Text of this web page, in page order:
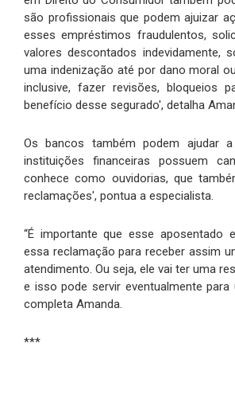
são profissionais que podem ajuizar
esses empréstimos fraudulentos,
valores descontados indevidamente,
uma indenização até por dano moral
inclusive, fazer revisões, bloqueios
benefício desse segurado', detalha
Os bancos também podem ajudar
instituições financeiras possuem
conhece como ouvidorias, que
reclamações', pontua a especialista.
“É importante que esse aposentado
essa reclamação para receber assim
atendimento. Ou seja, ele vai ter uma
e isso pode servir eventualmente para
completa Amanda.
***